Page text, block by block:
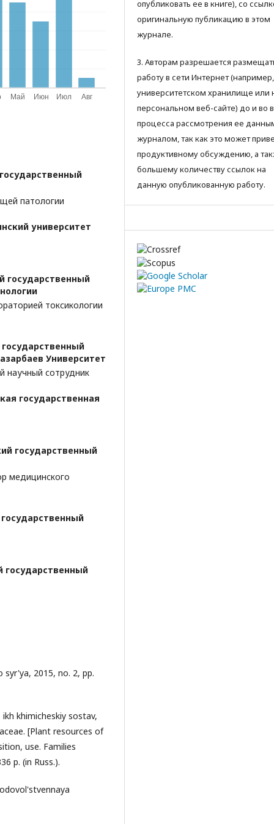
патологии
университет
государственный
токсикологии
Университет
научный сотрудник
государственная
государственный
медицинского
государственный
2015, no. 2, pp.
khimicheskiy sostav,
[Plant resources of
use. Families
p. (in Russ.).
опубликовать ее в книге), со
оригинальную публикацию в этом
журнале.
3. Авторам разрешается
работу в сети Интернет
университетском хранилище или
персональном веб-сайте) до и во
процесса рассмотрения ее
журналом, так как это может
продуктивному обсуждению, а
большему количеству ссылок на
данную опубликованную работу.